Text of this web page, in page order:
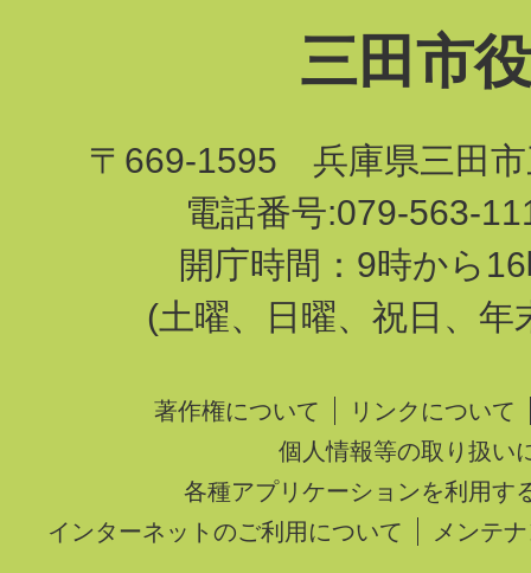
三田市
〒669-1595 兵庫県三田市
電話番号:079-563-
開庁時間：9時から
(土曜、日曜、祝日、年
著作権について
リンクについて
個人情報等の取り扱い
各種アプリケーションを利用す
インターネットのご利用について
メンテ